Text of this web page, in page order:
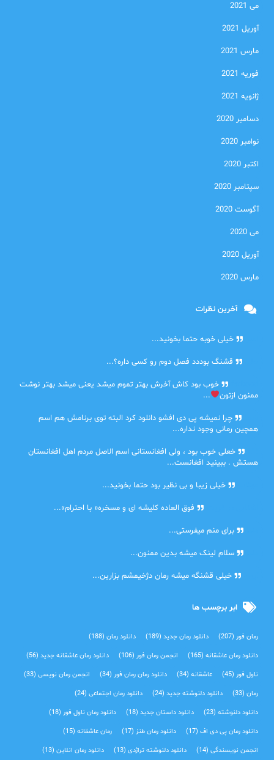
می 2021
آوریل 2021
مارس 2021
فوریه 2021
ژانویه 2021
دسامبر 2020
نوامبر 2020
اکتبر 2020
سپتامبر 2020
آگوست 2020
می 2020
آوریل 2020
مارس 2020
آخرین نظرات
خیلی خوبه حتما بخونید...
قشنگ بوددد فصل دوم رو کسی داره؟...
خوب بود کاش آخرش بهتر تموم میشد یعنی میشد بهتر نوشت
ممنون ازتون
...
چرا نمیشه پی دی افشو دانلود کرد البته توی برنامش هم اسم
همچین رمانی وجود نداره...
خعلی خوب بود ، ولی افغانستانی اسم الاصل مردم اهل افغانستان
هستش . ببینید افغانست...
خیلی زیبا و بی نظیر بود حتما بخونید...
فوق العاده کلیشه ای و مسخره« با احترام»...
برای منم میفرستی...
سلام لینک میشه بدین ممنون...
خیلی قشنگه میشه رمان دژخیمشم بزارین...
ابر برچسب ها
رمان فور(207) دانلود رمان جدید(189) دانلود رمان(188)
دانلود رمان عاشقانه(165) انجمن رمان فور(106) دانلود رمان عاشقانه جدید(56)
ناول فور(45) عاشقانه(34) دانلود رمان رمان فور(34) انجمن رمان نویسی(33)
رمان(33) دانلود دلنوشته جدید(24) دانلود رمان اجتماعی‌(24)
دانلود دلنوشته(23) دانلود داستان جدید(18) دانلود رمان ناول فور(18)
دانلود رمان پی دی اف(17) دانلود رمان طنز(17) رمان عاشقانه(15)
انجمن نویسندگی(14) دانلود دلنوشته تراژدی‌(13) دانلود رمان انلاین(13)